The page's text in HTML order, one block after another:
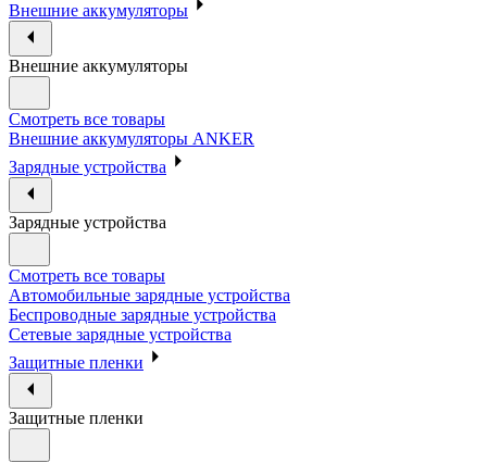
Внешние аккумуляторы
Внешние аккумуляторы
Смотреть все товары
Внешние аккумуляторы ANKER
Зарядные устройства
Зарядные устройства
Смотреть все товары
Автомобильные зарядные устройства
Беспроводные зарядные устройства
Сетевые зарядные устройства
Защитные пленки
Защитные пленки